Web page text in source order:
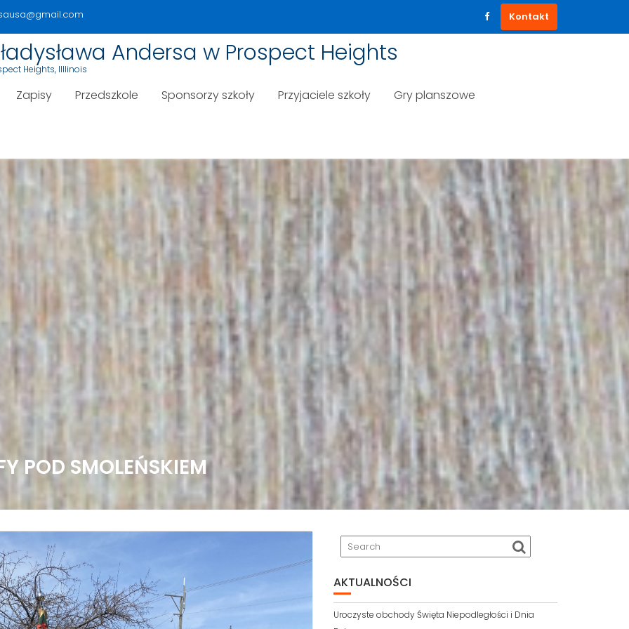
Kontakt
Andersa w Prospect Heights
Heights, Illlinois
Zapisy Przedszkole Sponsorzy szkoły Przyjaciele szkoły Gry planszowe
POD SMOLEŃSKIEM
AKTUALNOŚCI
Uroczyste obchody Święta Niepodległości i Dnia